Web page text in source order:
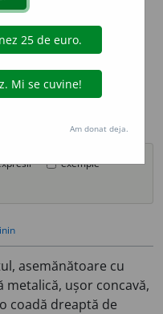
compilate de
Definițiile
filadefiniții.
exemple
asemănătoare cu
ușor concavă,
coadă dreaptă de
Am donat deja.